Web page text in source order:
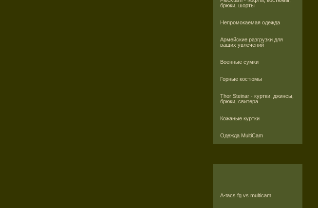
брюки, шорты
Непромокаемая одежда
Армейские разгрузки для
ваших увлечений
Военные сумки
Горные костюмы
Thor Steinar - куртки, джинсы,
брюки, свитера
Кожаные куртки
Одежда MultiCam
A-tacs fg vs multicam